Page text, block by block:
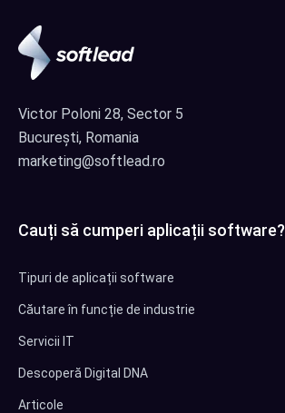
Victor Poloni 28, Sector 5
București, Romania
marketing@softlead.ro
Cauți să cumperi aplicații software?
Tipuri de aplicații software
Căutare în funcție de industrie
Servicii IT
Descoperă Digital DNA
Articole